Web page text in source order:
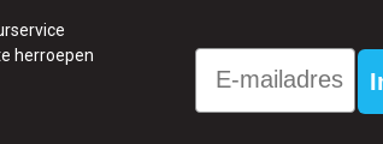
herroepen
Email